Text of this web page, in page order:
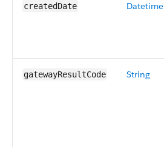
createdDate Datetime
gatewayResultCode String